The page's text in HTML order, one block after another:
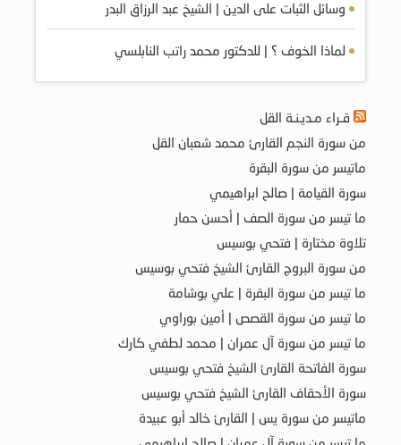
وسائل الثبات على الدين | الشيخ عبد الرزاق البدر
لماذا الخوف ؟ | للدكتور محمد راتب النابلسي
قـراء مـديـنـة القل
من سورة النجم القارئ محمد شعبان القل
ماتيسر من سورة البقرة
سورة القيامة | صالح ابراهيمي
ما تيسر من سورة الصف | أحسن حمار
تلاوة مختارة | فتحي بوسيس
من سورة البروج القارئ الشيخ فتحي بوسيس
ما تيسر من سورة البقرة | علي بوشامة
ما تيسر من سورة القصص | أمين بوراوي
ما تيسر من سورة آل عمران | محمد لطفي كارك
سورة الفاتحة القارئ الشيخ فتحي بوسيس
سورة الأحقاف القارئ الشيخ فتحي بوسيس
ماتيسر من سورة يس | القارئ خالد أبو عبيدة